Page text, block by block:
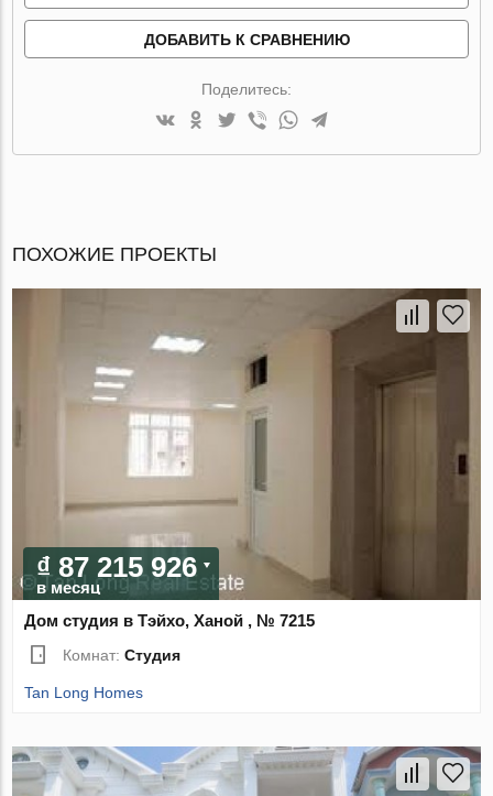
ДОБАВИТЬ К СРАВНЕНИЮ
Поделитесь:
ПОХОЖИЕ ПРОЕКТЫ
₫ 87 215 926
в месяц
Дом студия в Тэйхо, Ханой , № 7215
Комнат:Студия
Tan Long Homes